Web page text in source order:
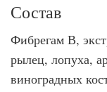
Состав
Фибрегам В,
рылец, лопуха,
виноградных